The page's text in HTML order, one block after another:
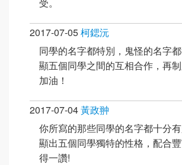
2017-07-05柯鍶沅
同學的名字都特別，鬼怪的名字
顯五個同學之間的互相合作，再制
加油！
2017-07-04黃政翀
你所寫的那些同學的名字都十分
顯出五個同學獨特的性格，配合
得一讚!